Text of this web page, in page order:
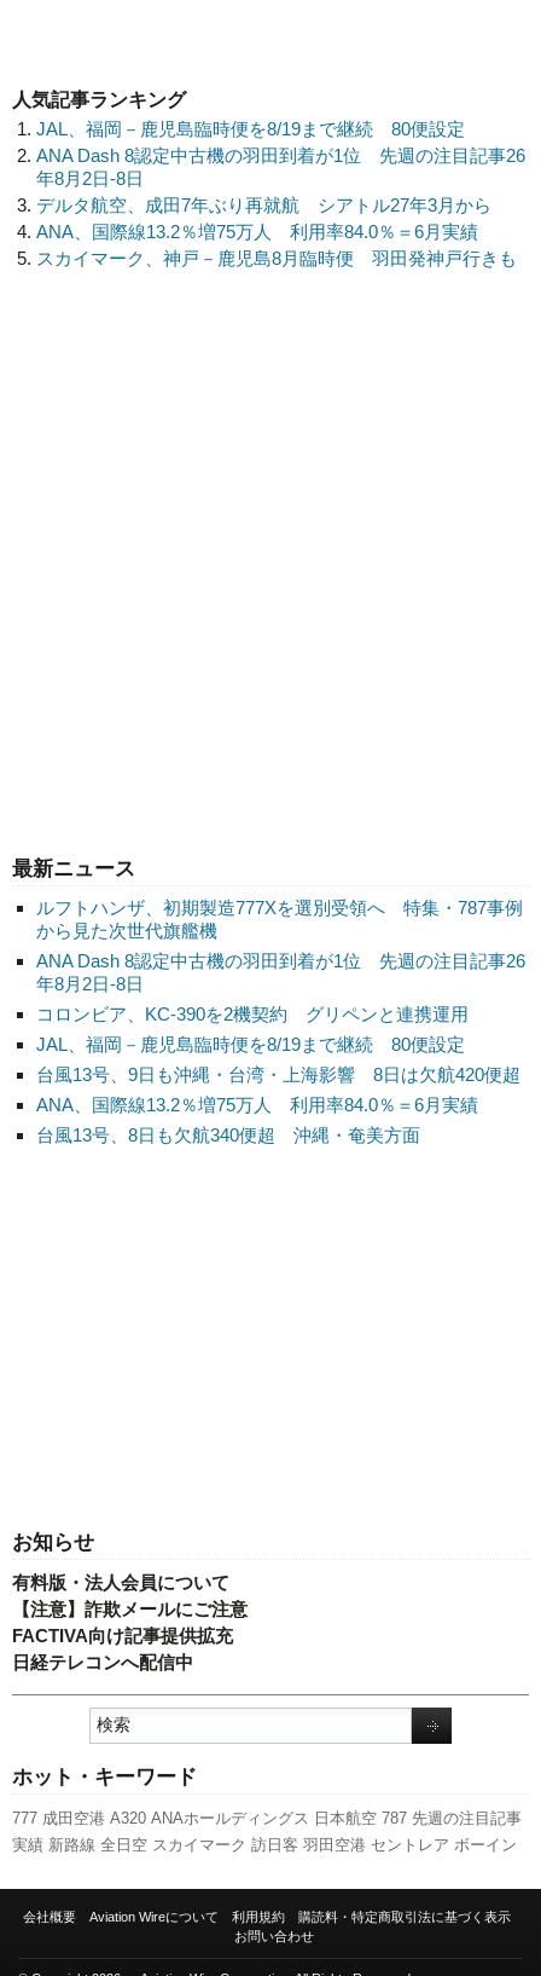
最新ニュース
ルフトハンザ、初期製造777Xを選別受領へ 特集・787事例
から見た次世代旗艦機
ANA Dash 8認定中古機の羽田到着が1位 先週の注目記事26
年8月2日-8日
コロンビア、KC-390を2機契約 グリペンと連携運用
JAL、福岡－鹿児島臨時便を8/19まで継続 80便設定
台風13号、9日も沖縄・台湾・上海影響 8日は欠航420便超
ANA、国際線13.2％増75万人 利用率84.0％＝6月実績
台風13号、8日も欠航340便超 沖縄・奄美方面
お知らせ
有料版・法人会員について
【注意】詐欺メールにご注意
FACTIVA向け記事提供拡充
日経テレコンへ配信中
ホット・キーワード
777 成田空港 A320 ANAホールディングス 日本航空 787 先週の注目記事
実績 新路線 全日空 スカイマーク 訪日客 羽田空港 セントレア ボーイン
ライヤー
旅客数 航空貨物 737NG A350 XWB 人事 キャンペーン 国交省
人気記事ランキング
JAL、福岡－鹿児島臨時便を8/19まで継続 80便設定
ANA Dash 8認定中古機の羽田到着が1位 先週の注目記事26
年8月2日-8日
デルタ航空、成田7年ぶり再就航 シアトル27年3月から
ANA、国際線13.2％増75万人 利用率84.0％＝6月実績
スカイマーク、神戸－鹿児島8月臨時便 羽田発神戸行きも
会社概要 Aviation Wireについて 利用規約
購読料・特定商取引法に基づく表示
お問い合わせ